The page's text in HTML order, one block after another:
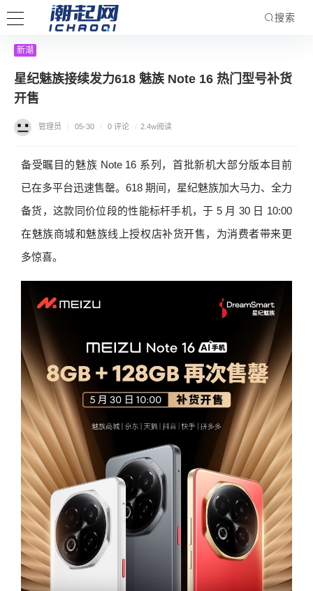
搜索
新潮
星纪魅族接续发力618 魅族 Note 16 热门型号补货
开售
管理员 / 05-30 / 0 评论 / 2.4w阅读
备受瞩目的魅族 Note 16 系列，首批新机大部分版本目前
已在多平台迅速售罄。618 期间，星纪魅族加大马力、全力
备货，这款同价位段的性能标杆手机，于 5 月 30 日 10:00
在魅族商城和魅族线上授权店补货开售，为消费者带来更
多惊喜。